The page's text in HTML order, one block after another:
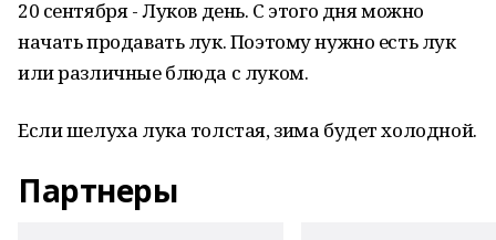
20 сентября - Луков день. С этого дня можно
начать продавать лук. Поэтому нужно есть лук
или различные блюда с луком.
Если шелуха лука толстая, зима будет холодной.
Партнеры